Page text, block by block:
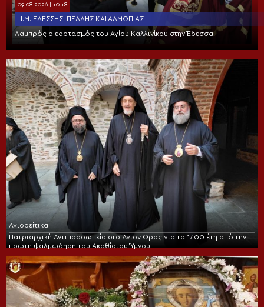
09.08.2026 | 10:18
Ι.Μ. ΕΔΈΣΣΗΣ, ΠΈΛΛΗΣ ΚΑΙ ΑΛΜΩΠΊΑΣ
Λαμπρός ο εορτασμός του Αγίου Καλλινίκου στην Έδεσσα
Αγιορείτικα
Πατριαρχική Αντιπροσωπεία στο Άγιον Όρος για τα 1400 έτη από την
πρώτη ψαλμώδηση του Ακαθίστου Ύμνου